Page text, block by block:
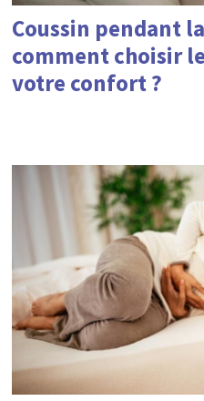
Coussin pendant
comment choisir
votre confort ?